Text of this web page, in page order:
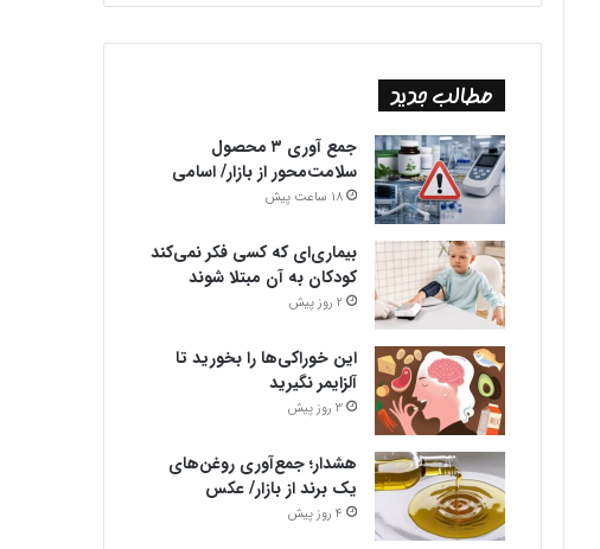
مطالب جدید
جمع آوری ۳ محصول
سلامت‌محور از بازار/ اسامی
18 ساعت پیش
بیماری‌ای که کسی فکر نمی‌کند
کودکان به آن مبتلا شوند
2 روز پیش
این خوراکی‌ها را بخورید تا
آلزایمر نگیرید
3 روز پیش
هشدار؛ جمع‌آوری روغن‌های
یک برند از بازار/ عکس
4 روز پیش